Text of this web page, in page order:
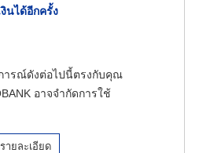
นได้อีกครั้ง
ารณ์ดังต่อไปนี้ตรงกับคุณ
อาจจำกัดการใช้
รายละเอียด